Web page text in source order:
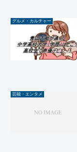
グルメ・カルチャー
芸能・エンタメ